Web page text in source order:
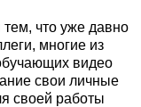
тем, что уже давно
многие из
видео
свои личные
своей работы